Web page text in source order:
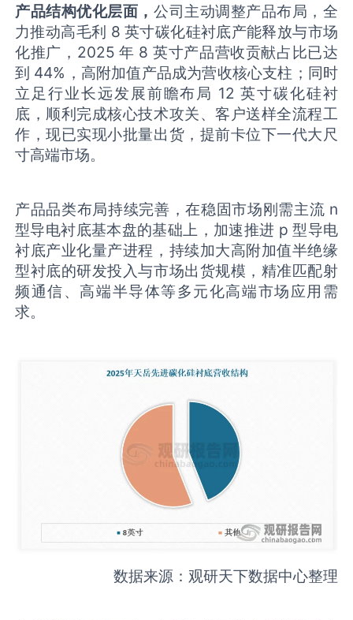
产品结构优化层面， 公司主动调整产品布局，全
力推动高毛利 8 英寸碳化硅衬底产能释放与市场
化推广，2025 年 8 英寸产品营收贡献占比已达
到 44%，高附加值产品成为营收核心支柱；同时
立足行业长远发展前瞻布局 12 英寸碳化硅衬
底，顺利完成核心技术攻关、客户送样全流程工
作，现已实现小批量出货，提前卡位下一代大尺
寸高端市场。
产品品类布局持续完善，在稳固市场刚需主流 n
型导电衬底基本盘的基础上，加速推进 p 型导电
衬底产业化量产进程，持续加大高附加值半绝缘
型衬底的研发投入与市场出货规模，精准匹配射
频通信、高端半导体等多元化高端市场应用需
求。
数据来源：观研天下数据中心整理